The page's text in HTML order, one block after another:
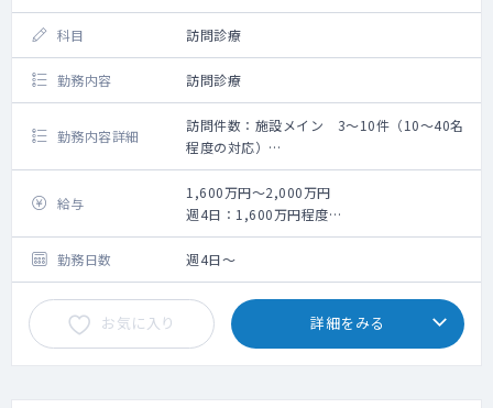
科目 訪問診療
勤務内容 訪問診療
勤務内容詳細
訪問件数：施設メイン 3～10件（10～40名
程度の対応）
＜患者層＞
高齢者の慢性疾患、終末期、※一部障がい者
＜訪問先＞
施設メイン：1日3～10件（10～40人診療）
＜経験＞
未経験大歓迎（精神科、皮膚科、外科系歓
迎）
＜体制＞
ドライバーor看護師
＜夜間オンコール待機＞
給与
1,600万円～2,000万円
週4日：1,600万円程度
週5日：2,000万円程度
※別途インセンティブ有
勤務日数 週4日～
お気に入り 詳細をみる